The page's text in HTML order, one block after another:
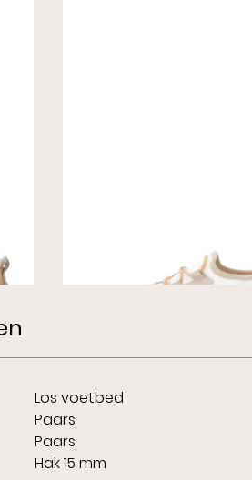
€ 89,00
Los voetbed
Paars
Paars
Hak 15 mm